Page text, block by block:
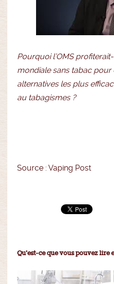
Pourquoi l’OMS
mondiale sans tabac pour
alternatives les plus
au tabagismes ?
Source : Vaping Post
Qu'est-ce que vous pouvez lire